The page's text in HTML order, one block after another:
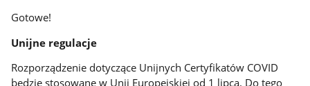
Gotowe!
Unijne regulacje
Rozporządzenie dotyczące Unijnych Certyfikatów COVID
będzie stosowane w Unii Europejskiej od 1 lipca. Do tego